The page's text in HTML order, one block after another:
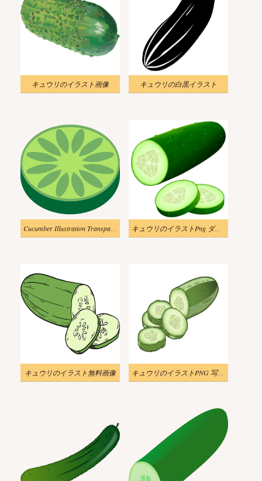
キュウリのイラスト画像 キュウリの白黒イラスト
Cucumber Illustration Transparent Image キュウリのイラストPng ダウンロード
キュウリのイラスト無料画像 キュウリのイラストPNG 写真 2